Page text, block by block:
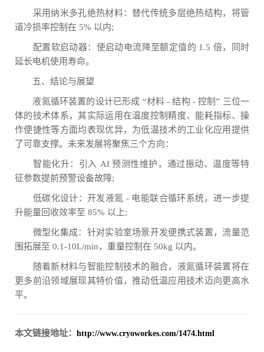
采用纳米多孔绝热材料：替代传统多层绝热结构，将管
道冷损率控制在 5% 以内;
配置软启动器：使启动电流降至额定值的 1.5 倍，同时
延长电机使用寿命。
五、结论与展望
液氮循环装置的设计已形成 “材料 - 结构 - 控制” 三位一
体的技术体系，其实际运用在温度控制精度、能耗指标、操
作便捷性等方面均表现优异，为低温技术的工业化应用提供
了可靠支撑。未来发展将聚焦三个方向：
智能化升：引入 AI 预测性维护，通过振动、温度等特
征参数提前预警设备故障;
低碳化设计：开发液氮 - 电能联合循环系统，进一步提
升能量回收效率至 85% 以上;
微型化集成：针对实验室场景开发便携式装置，流量范
围拓展至 0.1-10L/min，重量控制在 50kg 以内。
随着新材料与智能控制技术的融合，液氮循环装置将在
更多前沿领域展现其特价值，推动低温应用技术迈向更高水
平。
本文链接地址： http://www.cryoworkes.com/1474.html